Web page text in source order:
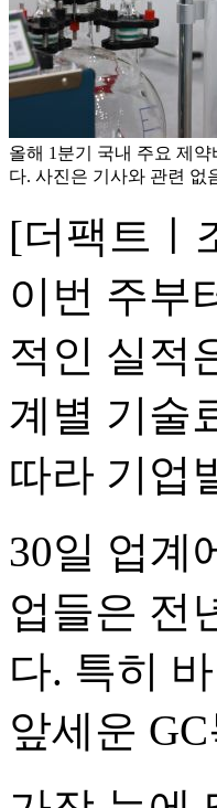
올해 1분기 국내 주요 제
다. 사진은 기사와 관련 없
[더팩트ㅣ
이번 주부
적인 실적
계별 기술
따라 기업
30일 업계
업들은 전
다. 특히
앞세운